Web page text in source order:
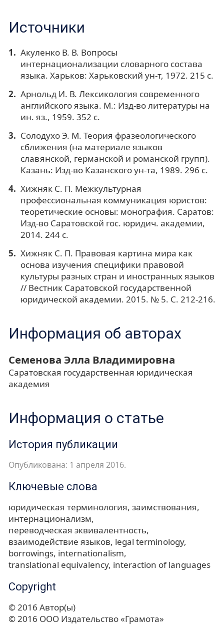
Источники
Акуленко В. В. Вопросы
интернационализации словарного состава
языка. Харьков: Харьковский ун-т, 1972. 215 с.
Арнольд И. В. Лексикология современного
английского языка. М.: Изд-во литературы на
ин. яз., 1959. 352 с.
Солодухо Э. М. Теория фразеологического
сближения (на материале языков
славянской, германской и романской групп).
Казань: Изд-во Казанского ун-та, 1989. 296 c.
Хижняк С. П. Межкультурная
профессиональная коммуникация юристов:
теоретические основы: монография. Саратов:
Изд-во Саратовской гос. юридич. академии,
2014. 244 с.
Хижняк С. П. Правовая картина мира как
основа изучения специфики правовой
культуры разных стран и иностранных языков
// Вестник Саратовской государственной
юридической академии. 2015. № 5. С. 212-216.
Информация об авторах
Семенова Элла Владимировна
Саратовская государственная юридическая
академия
Информация о статье
История публикации
Опубликована: 1 апреля 2016.
Ключевые слова
юридическая терминология заимствования
интернационализм
переводческая эквивалентность
взаимодействие языков legal terminology
borrowings internationalism
translational equivalency interaction of languages
Copyright
© 2016 Автор(ы)
© 2016 ООО Издательство «Грамота»